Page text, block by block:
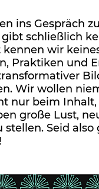
ins Gespräch
schließlich
wir
Praktiken und
Wir wollen
nur beim
große Lust,
Seid